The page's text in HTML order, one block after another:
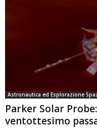
Astronautica ed Esplorazione
Parker Solar
ventottesimo